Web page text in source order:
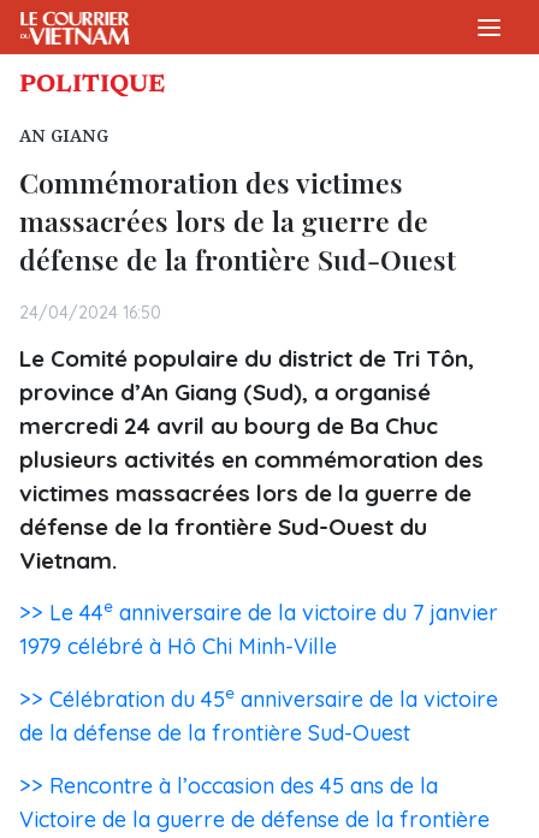
POLITIQUE
AN GIANG
Commémoration des victimes
massacrées lors de la guerre de
défense de la frontière Sud-Ouest
24/04/2024 16:50
Le Comité populaire du district de Tri Tôn,
province d’An Giang (Sud), a organisé
mercredi 24 avril au bourg de Ba Chuc
plusieurs activités en commémoration des
victimes massacrées lors de la guerre de
défense de la frontière Sud-Ouest du
Vietnam.
>> Le 44e anniversaire de la victoire du 7 janvier
1979 célébré à Hô Chi Minh-Ville
>> Célébration du 45e anniversaire de la victoire
de la défense de la frontière Sud-Ouest
>> Rencontre à l’occasion des 45 ans de la
Victoire de la guerre de défense de la frontière